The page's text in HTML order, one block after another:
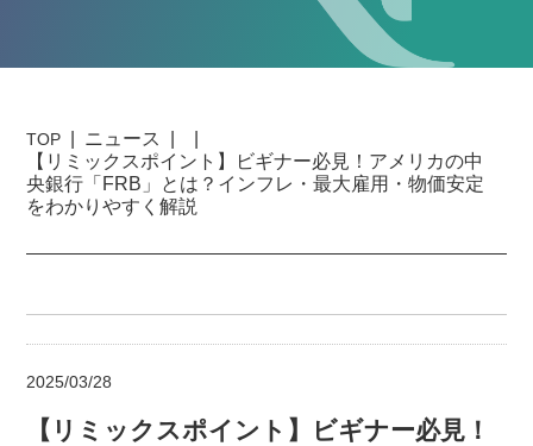
TOP
ニュース
【リミックスポイント】ビギナー必見！アメリカの中
央銀行「FRB」とは？インフレ・最大雇用・物価安定
をわかりやすく解説
2025/03/28
【リミックスポイント】ビギナー必見！